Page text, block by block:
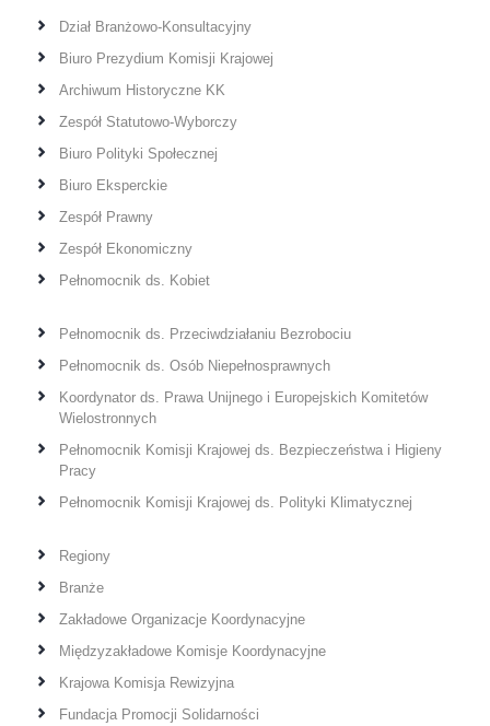
Dział Branżowo-Konsultacyjny
Biuro Prezydium Komisji Krajowej
Archiwum Historyczne KK
Zespół Statutowo-Wyborczy
Biuro Polityki Społecznej
Biuro Eksperckie
Zespół Prawny
Zespół Ekonomiczny
Pełnomocnik ds. Kobiet
Pełnomocnik ds. Przeciwdziałaniu Bezrobociu
Pełnomocnik ds. Osób Niepełnosprawnych
Koordynator ds. Prawa Unijnego i Europejskich Komitetów
Wielostronnych
Pełnomocnik Komisji Krajowej ds. Bezpieczeństwa i Higieny
Pracy
Pełnomocnik Komisji Krajowej ds. Polityki Klimatycznej
Regiony
Branże
Zakładowe Organizacje Koordynacyjne
Międzyzakładowe Komisje Koordynacyjne
Krajowa Komisja Rewizyjna
Fundacja Promocji Solidarności